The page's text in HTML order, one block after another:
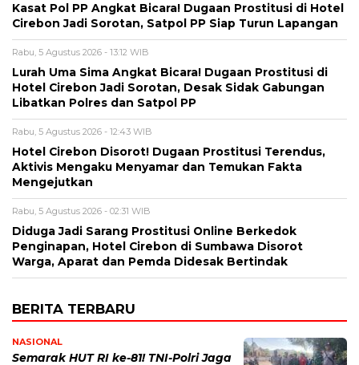
Kasat Pol PP Angkat Bicara! Dugaan Prostitusi di Hotel
Cirebon Jadi Sorotan, Satpol PP Siap Turun Lapangan
Rabu, 5 Agustus 2026 - 13:12 WIB
Lurah Uma Sima Angkat Bicara! Dugaan Prostitusi di
Hotel Cirebon Jadi Sorotan, Desak Sidak Gabungan
Libatkan Polres dan Satpol PP
Rabu, 5 Agustus 2026 - 12:43 WIB
Hotel Cirebon Disorot! Dugaan Prostitusi Terendus,
Aktivis Mengaku Menyamar dan Temukan Fakta
Mengejutkan
Rabu, 5 Agustus 2026 - 02:31 WIB
Diduga Jadi Sarang Prostitusi Online Berkedok
Penginapan, Hotel Cirebon di Sumbawa Disorot
Warga, Aparat dan Pemda Didesak Bertindak
BERITA TERBARU
NASIONAL
Semarak HUT RI ke-81! TNI-Polri Jaga